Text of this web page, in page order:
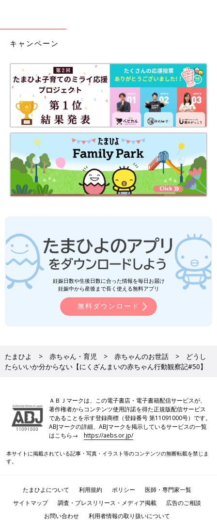
キャンペーン
妊娠日数や生後日数に合った情報を毎日お届け
妊娠中から産後まで長く使える無料アプリ
無料ダウンロード
たまひよ 赤ちゃん・育児 赤ちゃんのお世話
どうし
たらいいか分からない【にくざんまいの赤ちゃん行動観察記#50】
ＡＢＪマークは、この電子書店・電子書籍配信サービスが、
著作権者からコンテンツ使用許諾を得た正規版配信サービス
であることを示す登録商標（登録番号 第11091000号）です。
ABJマークの詳細、ABJマークを掲示しているサービスの一覧
はこちら→https://aebs.or.jp/
本サイトに掲載されている記事・写真・イラスト等のコンテンツの無断転載を禁じま
す。
たまひよについて 利用規約 ポリシー
医師・専門家一覧
サイトマップ
調査・プレスリリース・メディア掲載
広告のご相談
お問い合わせ
利用者情報の取り扱いについて